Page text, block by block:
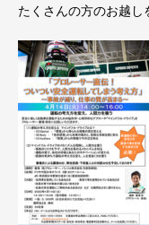
たくさんの方のお越し